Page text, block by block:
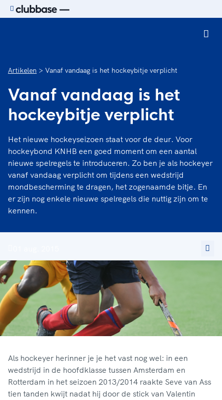
Artikelen Vanaf vandaag is het hockeybitje verplicht
Vanaf vandaag is het
hockeybitje verplicht
Het nieuwe hockeyseizoen staat voor de deur. Voor
hockeybond KNHB een goed moment om een aantal
nieuwe spelregels te introduceren. Zo ben je als hockeyer
vanaf vandaag verplicht om tijdens een wedstrijd
mondbescherming te dragen, het zogenaamde bitje. En
er zijn nog enkele nieuwe spelregels die nuttig zijn om te
kennen.
Als hockeyer herinner je je het vast nog wel: in een
wedstrijd in de hoofdklasse tussen Amsterdam en
Rotterdam in het seizoen 2013/2014 raakte Seve van Ass
tien tanden kwijt nadat hij door de stick van Valentin